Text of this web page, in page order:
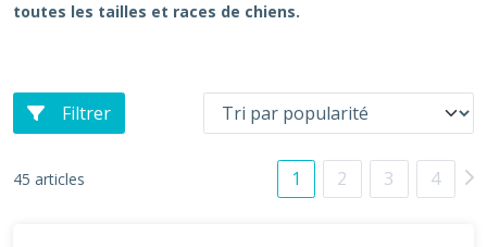
toutes les tailles et races de chiens.
Filtrer
45 articles 1 2 3 4